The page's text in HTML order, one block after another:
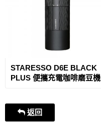
STARESSO D6E BLACK
PLUS 便攜充電咖啡磨豆機
返回